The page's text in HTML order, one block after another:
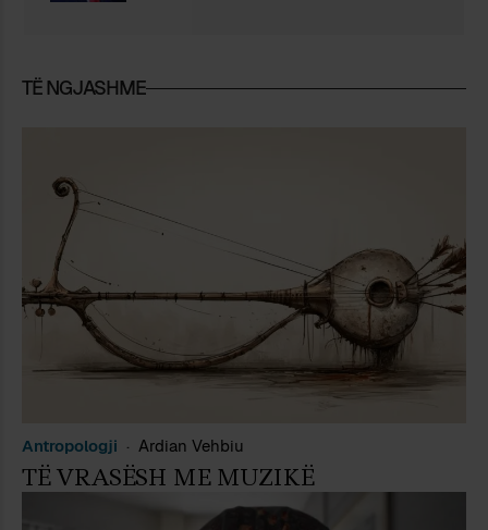
TË NGJASHME
Antropologji Ardian Vehbiu
TË VRASËSH ME MUZIKË